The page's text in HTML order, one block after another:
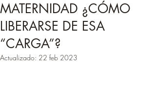
MATERNIDAD ¿CÓMO
LIBERARSE DE ESA
“CARGA”?
Actualizado: 22 feb 2023